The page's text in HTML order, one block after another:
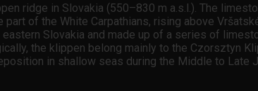
ridge in Slovakia (550–830 m a.s.l.). The
of the White Carpathians, rising above
Slovakia and made up of a series of
the klippen belong mainly to the Czorsztyn
in shallow seas during the Middle to Late